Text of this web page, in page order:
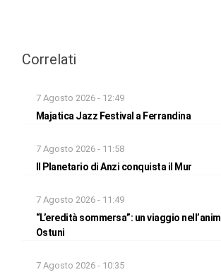
Correlati
7 Agosto 2026 - 12:49
Majatica Jazz Festival a Ferrandina
7 Agosto 2026 - 11:58
Il Planetario di Anzi conquista il Mur
7 Agosto 2026 - 11:49
“L’eredità sommersa”: un viaggio
Ostuni
7 Agosto 2026 - 10:35